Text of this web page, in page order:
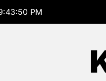
PM